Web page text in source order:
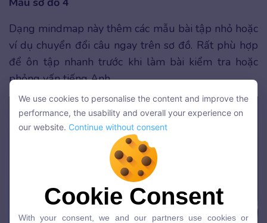
Dạng mindmap này thêm các mẫu bài tập nhỏ hoặc
ví dụ chuyển đổi câu ngay trên sơ đồ. Rất phù hợp
để ôn tập nhanh trước khi làm bài kiểm tra hoặc
phỏng vấn tiếng Anh.
We use cookies to personalise the content and improve the
performance, the usability and overall your experience on
Continue without consent
Cookie Consent
We use cookies to personalise the content and improve the
performance, the usability and overall your experience on
our website. Continue without consent
Cookie Consent
With your consent, we and our partners use cookies or